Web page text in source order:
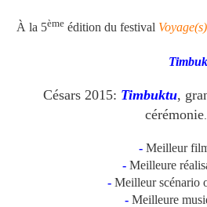
À la 5ème édition du festival Voyage(s)
Césars 2015: Timbuktu,
cérémonie.
-Meilleur
- Meilleure
- Meilleur scénario
- Meilleure